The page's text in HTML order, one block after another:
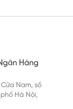
Hàng
Nam, số
Hà Nội,